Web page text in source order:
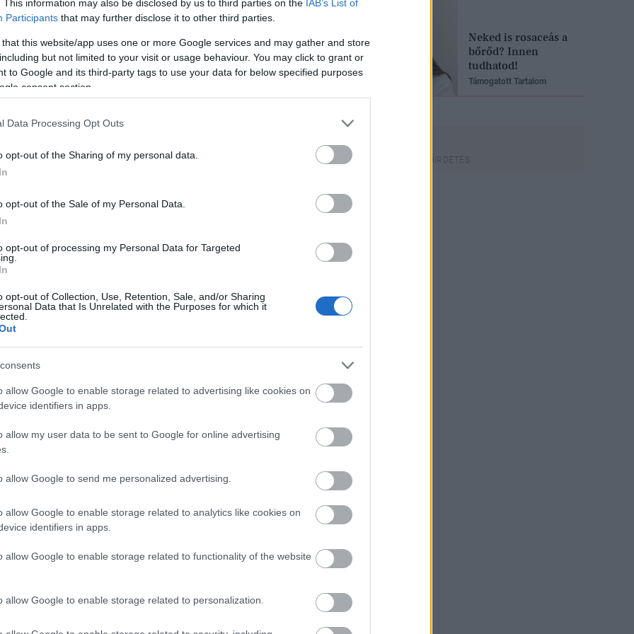
This information may also be disclosed by us to third parties on the IAB’s List of
Participants that may further disclose it to other third parties.
that this website/app uses one or more Google services and may gather and store
but not limited to your visit or usage behaviour. You may click to grant or
to Google and its third-party tags to use your data for below specified purposes
consent section.
Data Processing Opt Outs
opt-out of the Sharing of my personal data.
opt-out of the Sale of my Personal Data.
opt-out of processing my Personal Data for Targeted
opt-out of Collection, Use, Retention, Sale, and/or Sharing
Data that Is Unrelated with the Purposes for which it
allow Google to enable storage related to advertising like cookies on
identifiers in apps.
allow my user data to be sent to Google for online advertising
allow Google to send me personalized advertising.
allow Google to enable storage related to analytics like cookies on
identifiers in apps.
allow Google to enable storage related to functionality of the website
allow Google to enable storage related to personalization.
megy keresztül” – mondta egy
abban, hogy együtt átvészelik a
színésznő csalódott.
alatt szeretett egymásba
című film körüli botrányokkal is
főszereplő, Florence Pugh közötti
– mondta egy közeli barát a ex
hasonlattaladta meg a választ
románcának részleteit:
a szúnyogok."
Neked is rosaceás a
bőrőd? Innen
tudhatod!
Támogatott Tartalom